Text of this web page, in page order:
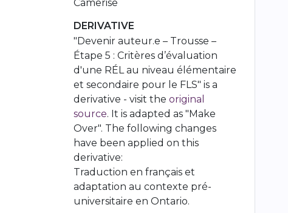
Camerise
DERIVATIVE
"Devenir auteur.e – Trousse –
Étape 5 : Critères d’évaluation
d'une RÉL au niveau élémentaire
et secondaire pour le FLS" is a
derivative - visit the original
source. It is adapted as "Make
Over". The following changes
have been applied on this
derivative:
Traduction en français et
adaptation au contexte pré-
universitaire en Ontario.